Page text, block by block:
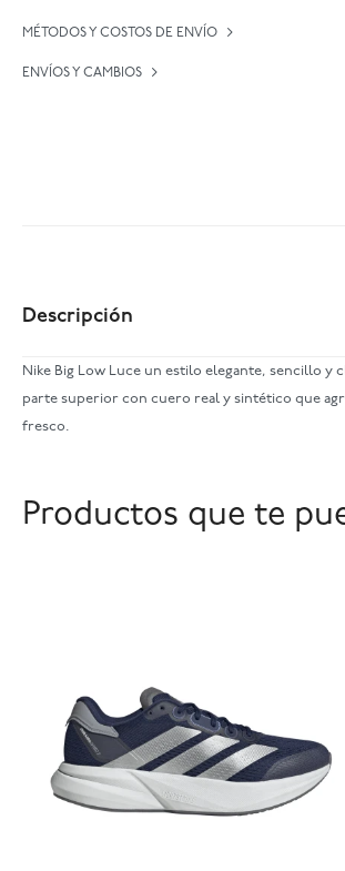
MÉTODOS Y COSTOS DE ENVÍO
ENVÍOS Y CAMBIOS
Descripción
Nike Big Low Luce un estilo elegante, sencillo y
parte superior con cuero real y sintético que
fresco.
Productos que te